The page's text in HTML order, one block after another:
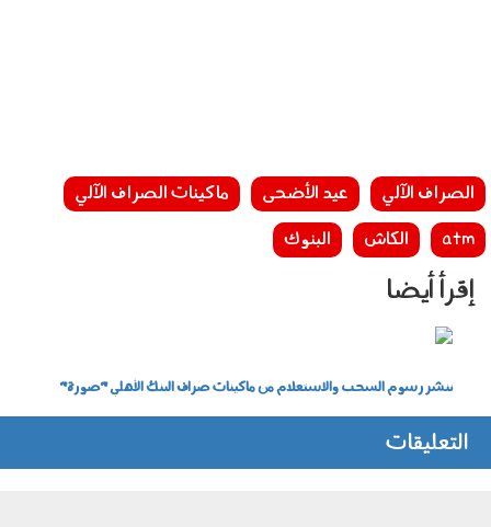
الصراف الآلي عيد الأضحى
ماكينات الصراف الآلي
atm
الكاش البنوك
إقرأ أيضا
ننشر رسوم السحب والاستعلام من ماكينات صراف البنك الأهلي "صورة"
التعليقات